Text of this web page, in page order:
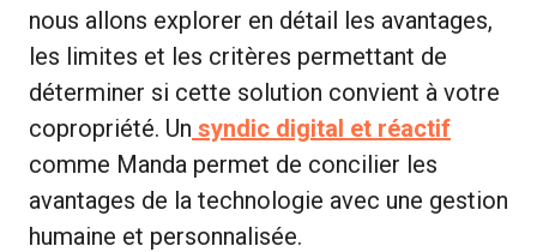
nous allons explorer en détail les avantages,
les limites et les critères permettant de
déterminer si cette solution convient à votre
copropriété. Un syndic digital et réactif
comme Manda permet de concilier les
avantages de la technologie avec une gestion
humaine et personnalisée.